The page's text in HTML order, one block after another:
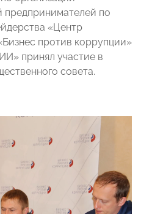
по
«Центр
против коррупции»
принял участие в
совета.